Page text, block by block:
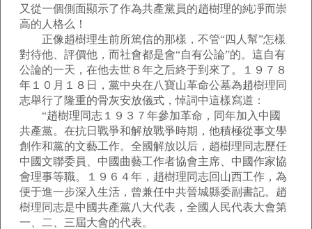
又從一個側面顯示了作為共產黨員的趙樹理的純凈而崇
高的人格么！
正像趙樹理生前所篤信的那樣，不管“四人幫”怎樣
對待他、評價他，而社會都是會“自有公論”的。這自有
公論的一天，在他去世８年之后終于到來了。１９７８
年１０月１８日，黨中央在八寶山革命公墓為趙樹理同
志舉行了隆重的骨灰安放儀式，悼詞中這樣寫道：
“趙樹理同志１９３７年參加革命，同年加入中國
共產黨。在抗日戰爭和解放戰爭時期，他積極從事文學
創作和黨的文藝工作。全國解放以后，趙樹理同志歷任
中國文聯委員、中國曲藝工作者協會主席、中國作家協
會理事等職。１９６４年，趙樹理同志回山西工作，為
便于進一步深入生活，曾兼任中共晉城縣委副書記。趙
樹理同志是中國共產黨八大代表，全國人民代表大會第
一、二、三屆大會的代表。